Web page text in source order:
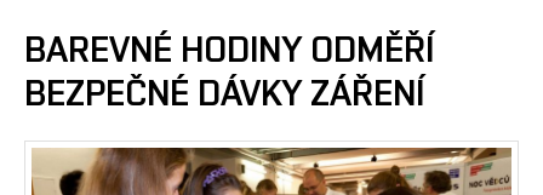
BAREVNÉ HODINY ODMĚŘÍ
BEZPEČNÉ DÁVKY ZÁŘENÍ